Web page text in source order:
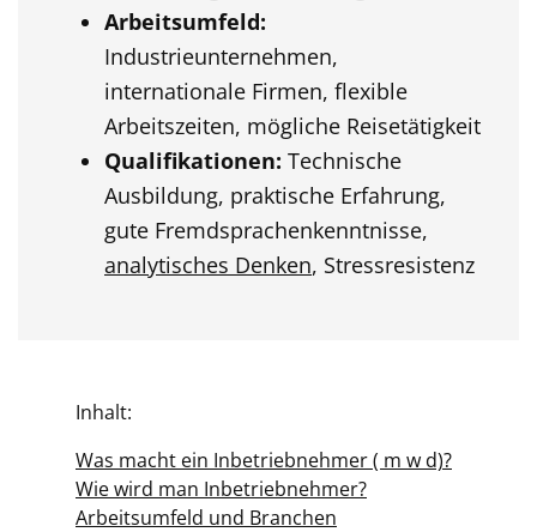
Arbeitsumfeld:
Industrieunternehmen,
internationale Firmen, flexible
Arbeitszeiten, mögliche Reisetätigkeit
Qualifikationen: Technische
Ausbildung, praktische Erfahrung,
gute Fremdsprachenkenntnisse,
analytisches Denken, Stressresistenz
Inhalt:
Was macht ein Inbetriebnehmer ( m w d)?
Wie wird man Inbetriebnehmer?
Arbeitsumfeld und Branchen